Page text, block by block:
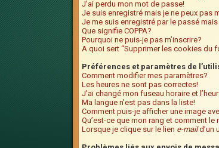
J’ai perdu mon mot de passe!
Je suis enregistré mais je ne peux pas
Je me suis enregistré par le passé
Que signifie COPPA?
Pourquoi ne puis-je pas m’inscrire?
A quoi sert “Supprimer les cookies du
Préférences et paramètres de
Comment modifier mes paramètres?
Les heures ne sont pas correctes!
J’ai changé mon fuseau horaire et
Ma langue n’est pas dans la liste!
Comment puis-je afficher une image
Qu’est-ce que mon rang et comment le
Lorsque je clique sur le lien e-maild’un